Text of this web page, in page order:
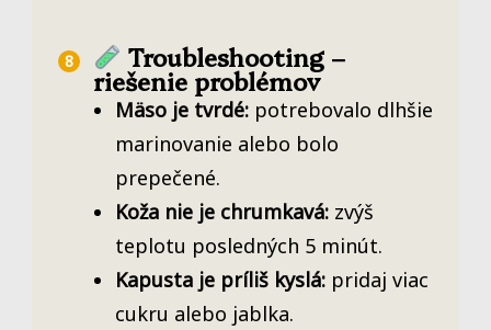
Troubleshooting –
riešenie problémov
Mäso je tvrdé: potrebovalo dlhšie
marinovanie alebo bolo
prepečené.
Koža nie je chrumkavá: zvýš
teplotu posledných 5 minút.
Kapusta je príliš kyslá: pridaj viac
cukru alebo jablka.